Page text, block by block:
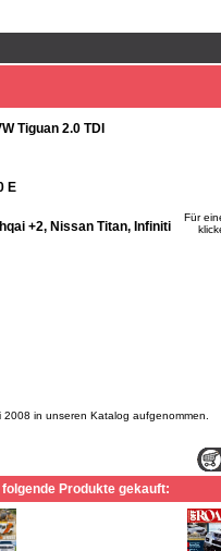
Für
Tiguan 2.0 TDI
E
+2, Nissan Titan, Infiniti
in unseren Katalog aufgenommen.
Produkte gekauft: